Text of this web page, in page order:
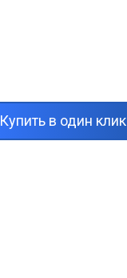
Купить в один клик